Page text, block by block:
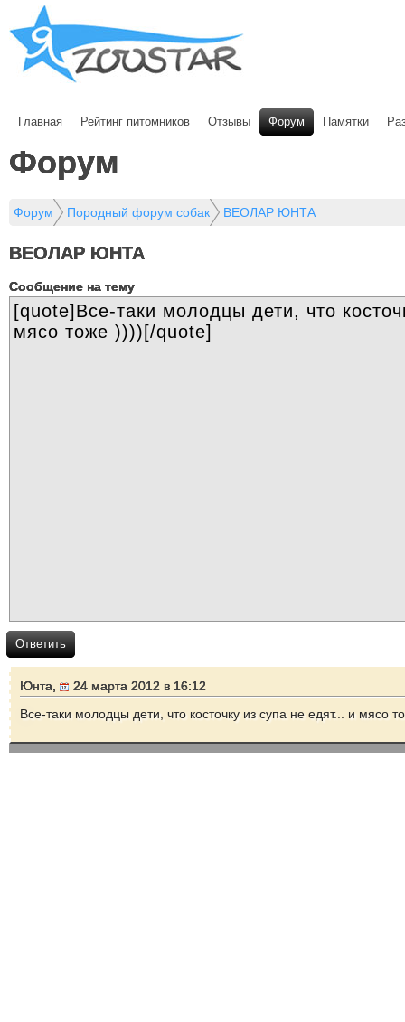
Главная Рейтинг питомников Отзывы Форум Памятки
Форум
Форум Породный форум собак ВЕОЛАР ЮНТА
ВЕОЛАР ЮНТА
Cообщение на тему
Ответить
Юнта,
24 марта 2012 в 16:12
Все-таки молодцы дети, что косточку из супа не едят... и мясо